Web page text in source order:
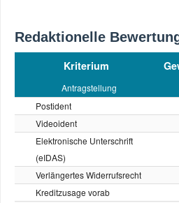
Redaktionelle
Kriterium
Antragstellung
Postident
Videoident
Elektronische Unterschrift
(eIDAS)
Verlängertes Widerrufsrecht
Kreditzusage vorab